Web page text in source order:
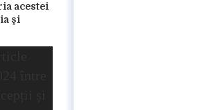
acestei
şi